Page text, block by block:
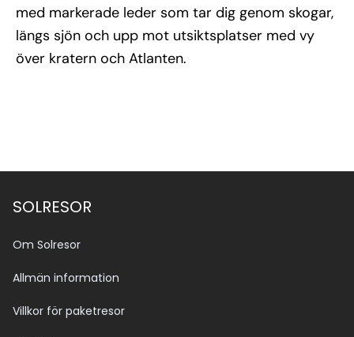
med markerade leder som tar dig genom skogar,
längs sjön och upp mot utsiktsplatser med vy
över kratern och Atlanten.
SOLRESOR
Om Solresor
Allmän information
Villkor för paketresor